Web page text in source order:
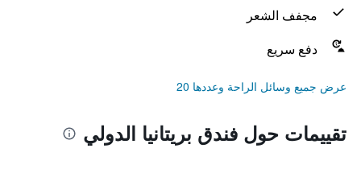
مجفف الشعر
دفع سريع
عرض جميع وسائل الراحة وعددها 20
تقييمات حول فندق بريتانيا الدولي